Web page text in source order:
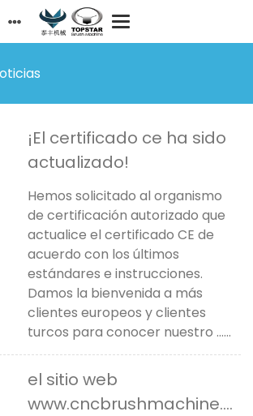
¡El certificado ce ha sido
actualizado!
Hemos solicitado al organismo
de certificación autorizado que
actualice el certificado CE de
acuerdo con los últimos
estándares e instrucciones.
Damos la bienvenida a más
clientes europeos y clientes
turcos para conocer nuestro ......
el sitio web
www.cncbrushmachine.c